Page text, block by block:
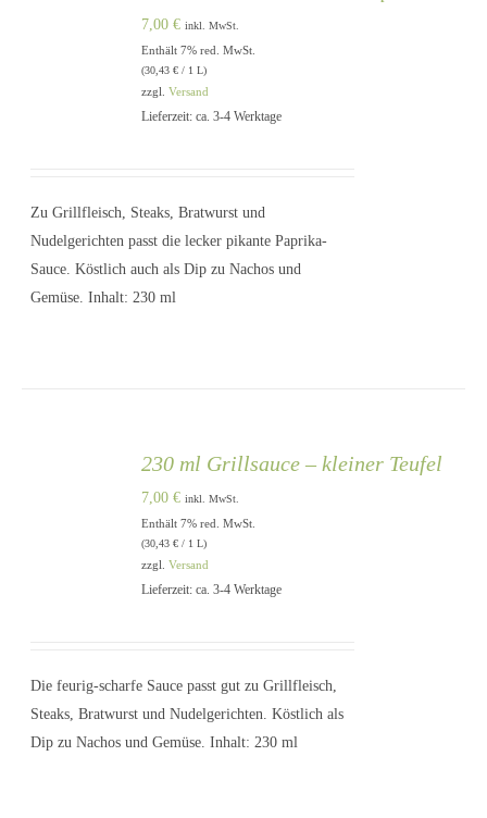
DETAILS
7,00€ inkl. MwSt.
Enthält 7% red. MwSt.
(30,43€ / 1 L)
zzgl.Versand
Lieferzeit: ca. 3-4 Werktage
Zu Grillfleisch, Steaks, Bratwurst und
Nudelgerichten passt die lecker pikante Paprika-
Sauce. Köstlich auch als Dip zu Nachos und
Gemüse. Inhalt: 230 ml
DETAILS
230 ml Grillsauce – kleiner Teufel
7,00€ inkl. MwSt.
Enthält 7% red. MwSt.
(30,43€ / 1 L)
zzgl.Versand
Lieferzeit: ca. 3-4 Werktage
Die feurig-scharfe Sauce passt gut zu Grillfleisch,
Steaks, Bratwurst und Nudelgerichten. Köstlich als
Dip zu Nachos und Gemüse. Inhalt: 230 ml